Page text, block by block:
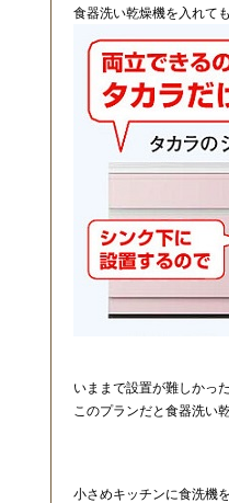
食器洗い乾燥機を入れて
いままで設置が難しかっ
このプランだと食器洗い
小さめキッチンに食洗機